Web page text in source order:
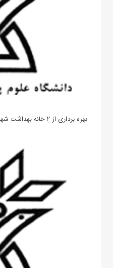
بهره ‌برداری از ۲ خانه بهداشت شهدای ارتش در چهارمحال و بختیاری